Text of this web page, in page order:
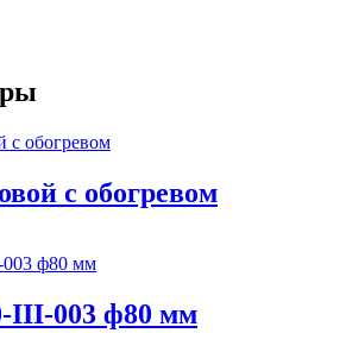
с обогревом
III-003 ф80 мм